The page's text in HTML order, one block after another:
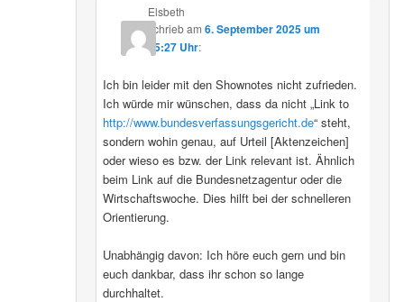
Elsbeth
schriebam 6. September 2025 um
15:27 Uhr:
Ich bin leider mit den Shownotes nicht zufrieden.
Ich würde mir wünschen, dass da nicht „Link to
http://www.bundesverfassungsgericht.de“ steht,
sondern wohin genau, auf Urteil [Aktenzeichen]
oder wieso es bzw. der Link relevant ist. Ähnlich
beim Link auf die Bundesnetzagentur oder die
Wirtschaftswoche. Dies hilft bei der schnelleren
Orientierung.
Unabhängig davon: Ich höre euch gern und bin
euch dankbar, dass ihr schon so lange
durchhaltet.